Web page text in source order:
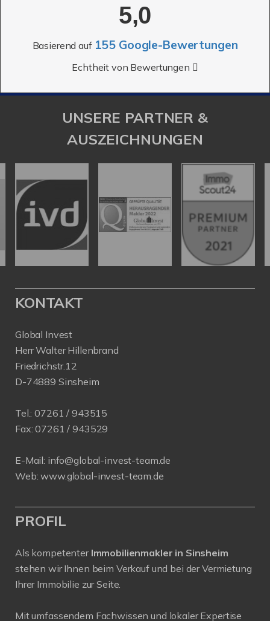
UNSERE PARTNER &
AUSZEICHNUNGEN
KONTAKT
Herr Walter Hillenbrand
Friedrichstr.12
Fax:07261 / 943529
E-Mail:info@global-invest-team.de
Web:www.global-invest-team.de
PROFIL
Als kompetenter
Immobilienmakler in Sinsheim
stehen wir Ihnen beim Verkauf und bei der Vermietung
Mit umfassendem Fachwissen und lokaler Expertise
Ihre Wohnung in Sinsheim. Sprechen Sie uns an - wir
sind für Sie da.
INHALT